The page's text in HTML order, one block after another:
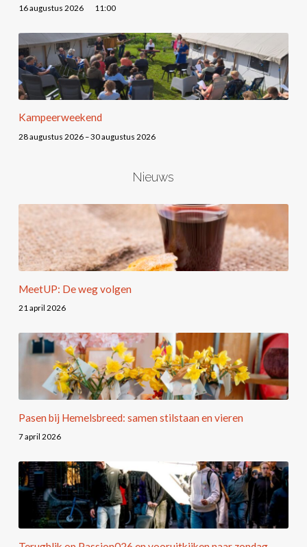
16 augustus 2026 11:00
Kampeerweekend
28 augustus 2026 – 30 augustus 2026
Nieuws
MeetUP: De weg volgen
21 april 2026
Pasen bij Hemelsbreed: samen stilstaan en vieren
7 april 2026